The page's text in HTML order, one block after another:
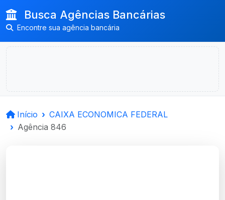
Busca Agências Bancárias
Encontre sua agência bancária
Início
CAIXA ECONOMICA FEDERAL
Agência 846